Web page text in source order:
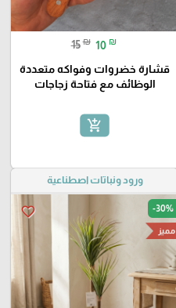
15 ₪ 10 ₪
قشارة خضروات وفواكه متعددة
الوظائف مع فتاحة زجاجات
add_shopping_cart
ورود ونباتات اصطناعية
favorite_border -30%
مميز